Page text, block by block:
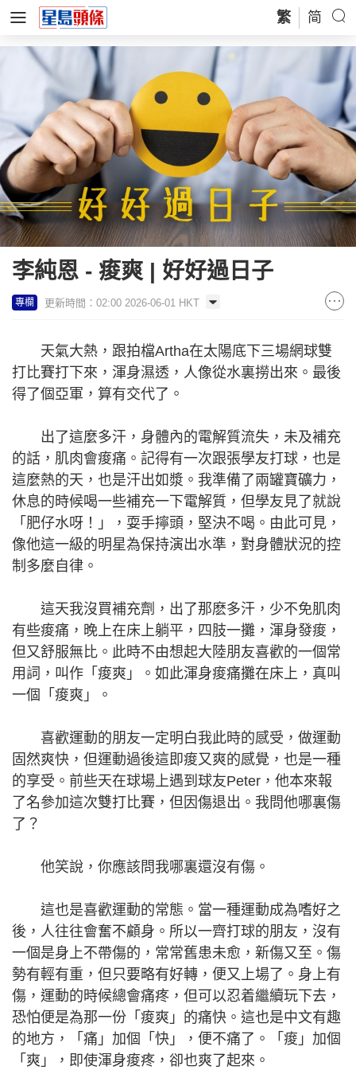
繁 简
李純恩 - 痠爽 | 好好過日子
專欄 更新時間：02:00 2026-06-01 HKT
天氣大熱，跟拍檔Artha在太陽底下三場網球雙
打比賽打下來，渾身濕透，人像從水裏撈出來。最後
得了個亞軍，算有交代了。
出了這麼多汗，身體內的電解質流失，未及補充
的話，肌肉會痠痛。記得有一次跟張學友打球，也是
這麼熱的天，也是汗出如漿。我準備了兩罐寶礦力，
休息的時候喝一些補充一下電解質，但學友見了就說
「肥仔水呀！」，耍手擰頭，堅決不喝。由此可見，
像他這一級的明星為保持演出水準，對身體狀況的控
制多麼自律。
這天我沒買補充劑，出了那麽多汗，少不免肌肉
有些痠痛，晚上在床上躺平，四肢一攤，渾身發痠，
但又舒服無比。此時不由想起大陸朋友喜歡的一個常
用詞，叫作「痠爽」。如此渾身痠痛攤在床上，真叫
一個「痠爽」。
喜歡運動的朋友一定明白我此時的感受，做運動
固然爽快，但運動過後這即痠又爽的感覺，也是一種
的享受。前些天在球場上遇到球友Peter，他本來報
了名參加這次雙打比賽，但因傷退出。我問他哪裏傷
了？
他笑說，你應該問我哪裏還沒有傷。
這也是喜歡運動的常態。當一種運動成為嗜好之
後，人往往會奮不顧身。所以一齊打球的朋友，沒有
一個是身上不帶傷的，常常舊患未愈，新傷又至。傷
勢有輕有重，但只要略有好轉，便又上場了。身上有
傷，運動的時候總會痛疼，但可以忍着繼續玩下去，
恐怕便是為那一份「痠爽」的痛快。這也是中文有趣
的地方，「痛」加個「快」，便不痛了。「痠」加個
「爽」，即使渾身痠疼，卻也爽了起來。